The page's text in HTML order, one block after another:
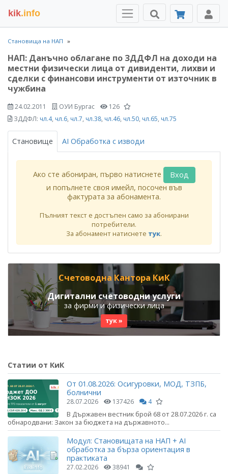
kik.info
Становища на НАП
НАП: Данъчно облагане по ЗДДФЛ на доходи на
местни физически лица от дивиденти, лихви и
сделки с финансови инструменти от източник в
чужбина
24.02.2011 ОУИ Бургас
126
ЗДДФЛ: чл.4, чл.6, чл.7, чл.38, чл.46, чл.50, чл.65, чл.75
Становище AI Обработка с изводи
Ако сте абониран, първо натиснете
Вход
и попълнете своя имейл, посочен във
фактурата за абонамента.
Пълният текст е достъпен само за абонирани
потребители.
За абонамент натиснете тук.
Счетоводна Кантора КиК
Дигитални счетоводни услуги
за фирми и физически лица
тук »
Статии от КиК
От 01.08.2026: Осигуровки, МОД, ТЗПБ,
болнични
28.07.2026 137426 4
В Държавен вестник брой 68 от 28.07.2026 г. са
обнародвани: Закон за бюджета на държавното...
Модул: Становищата на НАП + AI
обработка за бърза ориентация в
практиката
27.02.2026 38941